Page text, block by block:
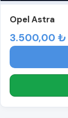
Opel Astra
3.500,00 ₺